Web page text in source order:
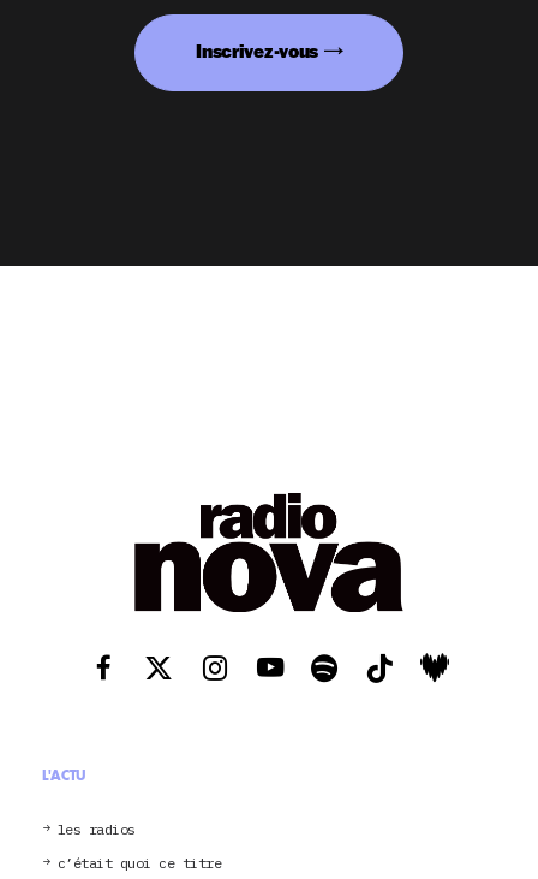
Inscrivez-vous
L'ACTU
les radios
c’était quoi ce titre